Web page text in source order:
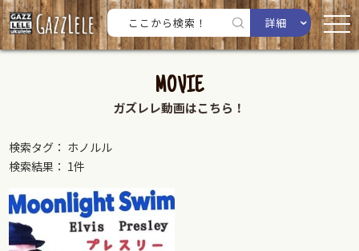
詳細
MOVIE
ガズレレ動画はこちら！
検索タグ： ホノルル
検索結果： 1件